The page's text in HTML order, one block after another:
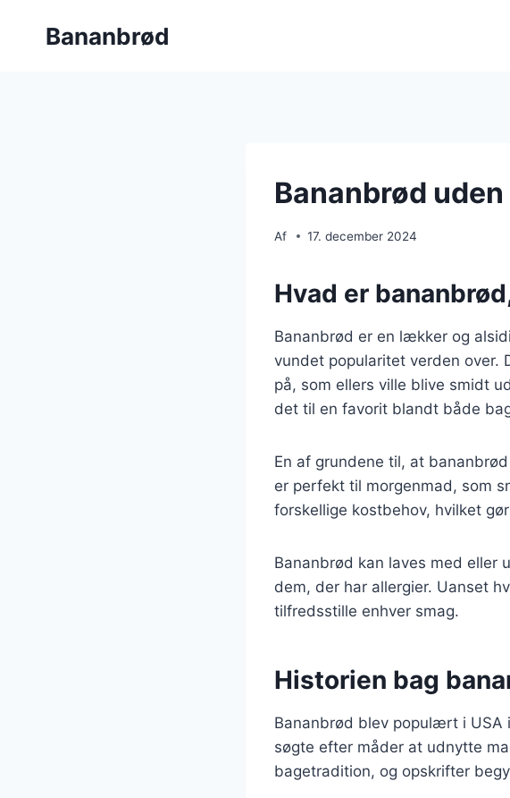
Bananbrød
Bananbrød
Af 17. december 2024
Hvad er
Bananbrød er en lækker og
vundet popularitet verden over.
på, som ellers ville blive smidt
det til en favorit blandt både
En af grundene til, at
er perfekt til morgenmad, som
forskellige kostbehov, hvilket
Bananbrød kan laves med eller
dem, der har allergier. Uanset
tilfredsstille enhver smag.
Historien bag
Bananbrød blev populært i USA
søgte efter måder at udnytte
bagetradition, og opskrifter